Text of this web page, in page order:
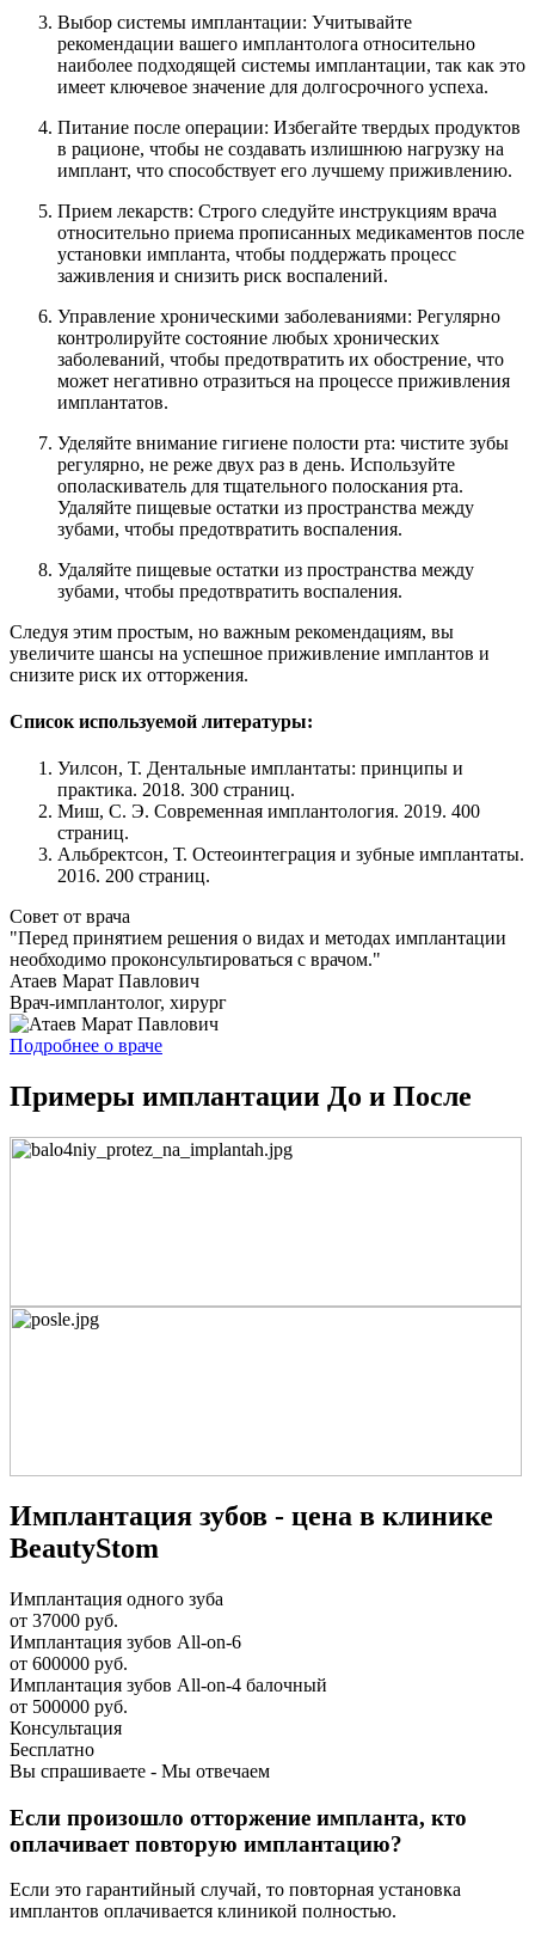
Выбор системы имплантации: Учитывайте
рекомендации вашего имплантолога относительно
наиболее подходящей системы имплантации, так как это
имеет ключевое значение для долгосрочного успеха.
Питание после операции: Избегайте твердых продуктов
в рационе, чтобы не создавать излишнюю нагрузку на
имплант, что способствует его лучшему приживлению.
Прием лекарств: Строго следуйте инструкциям врача
относительно приема прописанных медикаментов после
установки импланта, чтобы поддержать процесс
заживления и снизить риск воспалений.
Управление хроническими заболеваниями: Регулярно
контролируйте состояние любых хронических
заболеваний, чтобы предотвратить их обострение, что
может негативно отразиться на процессе приживления
имплантатов.
Уделяйте внимание гигиене полости рта: чистите зубы
регулярно, не реже двух раз в день. Используйте
ополаскиватель для тщательного полоскания рта.
Удаляйте пищевые остатки из пространства между
зубами, чтобы предотвратить воспаления.
Удаляйте пищевые остатки из пространства между
зубами, чтобы предотвратить воспаления.
Следуя этим простым, но важным рекомендациям, вы
увеличите шансы на успешное приживление имплантов и
снизите риск их отторжения.
Список используемой литературы:
Уилсон, Т. Дентальные имплантаты: принципы и
практика. 2018. 300 страниц.
Миш, С. Э. Современная имплантология. 2019. 400
страниц.
Альбректсон, Т. Остеоинтеграция и зубные имплантаты.
2016. 200 страниц.
Совет от врача
"Перед принятием решения о видах и методах имплантации
необходимо проконсультироваться с врачом."
Атаев Марат Павлович
Врач-имплантолог, хирург
Подробнее о враче
Примеры имплантации До и После
Имплантация зубов - цена в клинике
BeautyStom
Имплантация одного зуба
от 37000 руб.
Имплантация зубов All-on-6
от 600000 руб.
Имплантация зубов All-on-4 балочный
от 500000 руб.
Консультация
Бесплатно
Вы спрашиваете - Мы отвечаем
Если произошло отторжение импланта, кто
оплачивает повторую имплантацию?
Если это гарантийный случай, то повторная установка
имплантов оплачивается клиникой полностью.